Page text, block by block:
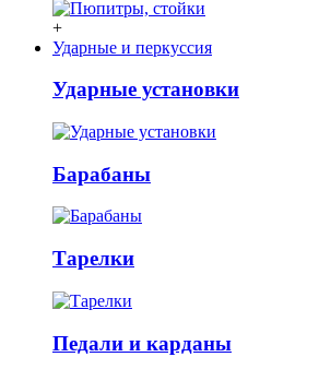
+
Ударные и перкуссия
Ударные установки
Барабаны
Тарелки
Педали и карданы